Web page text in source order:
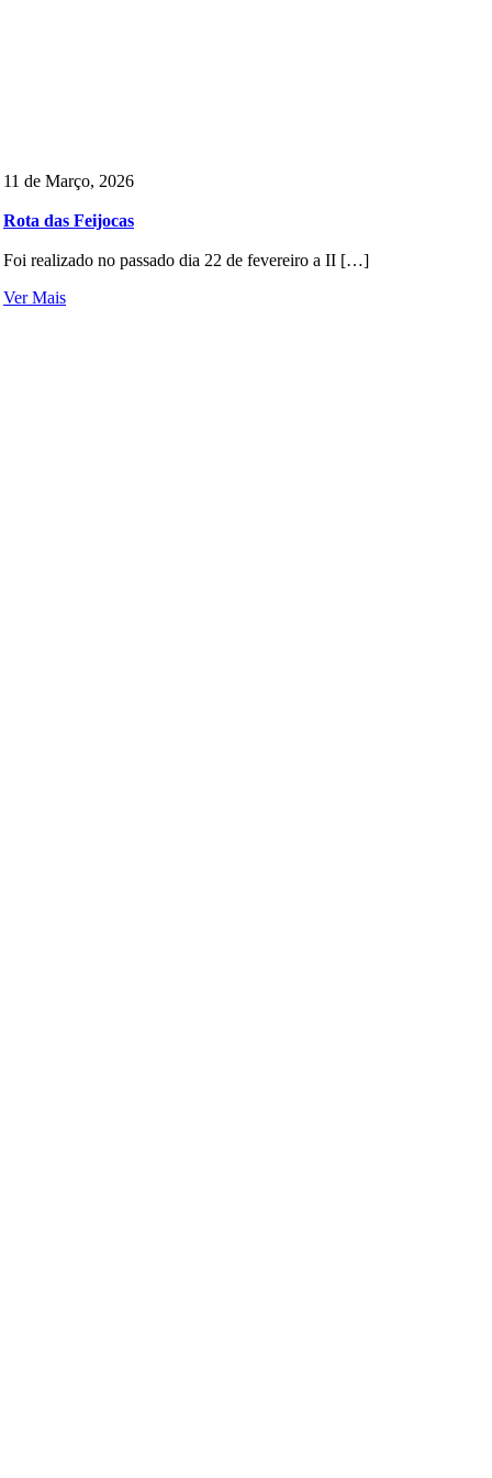
11 de Março, 2026
Rota das Feijocas
Foi realizado no passado dia 22 de fevereiro a II […]
Ver Mais